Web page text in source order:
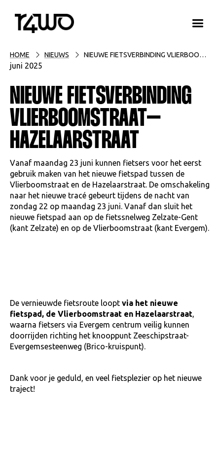
HOME NIEUWS NIEUWE FIETSVERBINDING VLIERBOOMSTRAAT–HAZELAARSTRAAT
juni 2025
NIEUWE FIETSVERBINDING
VLIERBOOMSTRAAT–
HAZELAARSTRAAT
Vanaf maandag 23 juni kunnen fietsers voor het eerst
gebruik maken van het nieuwe fietspad tussen de
Vlierboomstraat en de Hazelaarstraat. De omschakeling
naar het nieuwe tracé gebeurt tijdens de nacht van
zondag 22 op maandag 23 juni. Vanaf dan sluit het
nieuwe fietspad aan op de fietssnelweg Zelzate-Gent
(kant Zelzate) en op de Vlierboomstraat (kant Evergem).
De vernieuwde fietsroute loopt via het nieuwe
fietspad, de Vlierboomstraat en Hazelaarstraat,
waarna fietsers via Evergem centrum veilig kunnen
doorrijden richting het knooppunt Zeeschipstraat-
Evergemsesteenweg (Brico-kruispunt).
Dank voor je geduld, en veel fietsplezier op het nieuwe
traject!